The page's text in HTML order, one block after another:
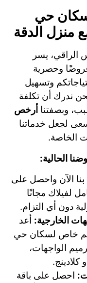
حي
منزل الدقة
الراقي، يسر
وحصرية
وتسهيل
ندرك أن تكلفة
وبصفتنا أرخص
لجعل خدماتنا
الخاصة.
الحالية:
الآن واحصل على
لفيلاك مجانًا
دون أي التزام.
أعد
خاص لسكان حي
الواجهات،
احصل على باقة